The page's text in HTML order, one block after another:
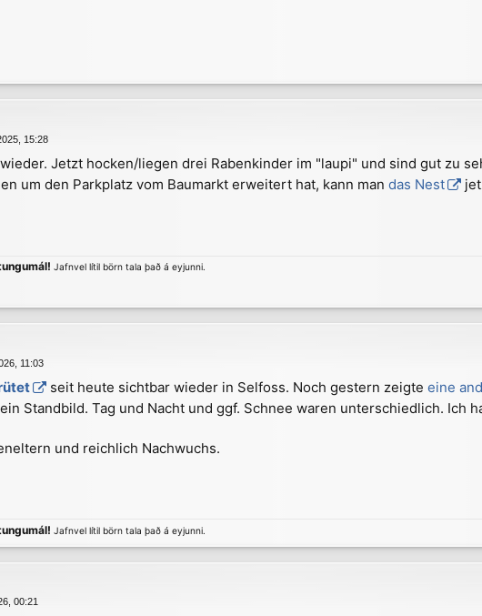
15:28
Jetzt hocken/liegen drei Rabenkinder im "laupi" und sind gut zu
um den Parkplatz vom Baumarkt erweitert hat, kann man das Nest
Jafnvel lítil börn tala það á eyjunni.
11:03
seit heute sichtbar wieder in Selfoss. Noch gestern zeigte eine
Standbild. Tag und Nacht und ggf. Schnee waren unterschiedlich. Ich
und reichlich Nachwuchs.
Jafnvel lítil börn tala það á eyjunni.
00:21